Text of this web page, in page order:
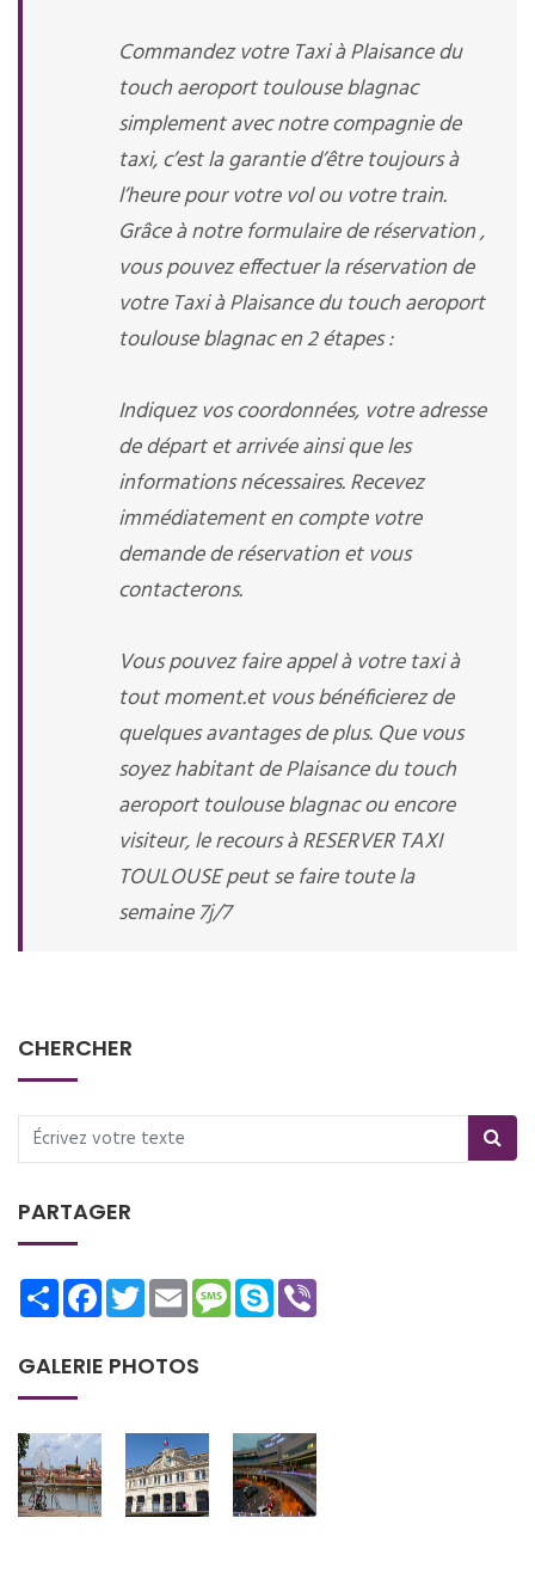
Commandez votre Taxi à Plaisance du
touch aeroport toulouse blagnac
simplement avec notre compagnie de
taxi, c’est la garantie d’être toujours à
l’heure pour votre vol ou votre train.
Grâce à notre formulaire de réservation ,
vous pouvez effectuer la réservation de
votre Taxi à Plaisance du touch aeroport
toulouse blagnac en 2 étapes :
Indiquez vos coordonnées, votre adresse
de départ et arrivée ainsi que les
informations nécessaires. Recevez
immédiatement en compte votre
demande de réservation et vous
contacterons.
Vous pouvez faire appel à votre taxi à
tout moment.et vous bénéficierez de
quelques avantages de plus. Que vous
soyez habitant de Plaisance du touch
aeroport toulouse blagnac ou encore
visiteur, le recours à RESERVER TAXI
TOULOUSE peut se faire toute la
semaine 7j/7
CHERCHER
PARTAGER
ShareFacebookTwitterEmailMessage
Skype
GALERIE PHOTOS